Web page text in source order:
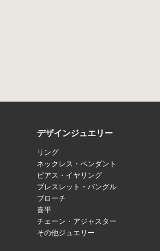
デザインジュエリー
リング
ネックレス・ペンダント
ピアス・イヤリング
ブレスレット・バングル
ブローチ
喜平
チェーン・アジャスター
その他ジュエリー